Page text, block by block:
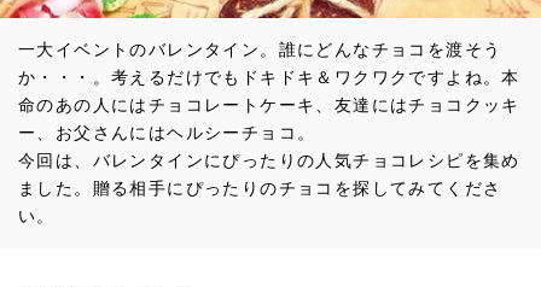
一大イベントのバレンタイン。誰にどんなチョコを渡そう
か・・・。考えるだけでもドキドキ＆ワクワクですよね。本
命のあの人にはチョコレートケーキ、友達にはチョコクッキ
ー、お父さんにはヘルシーチョコ。
今回は、バレンタインにぴったりの人気チョコレシピを集め
ました。贈る相手にぴったりのチョコを探してみてくださ
い。